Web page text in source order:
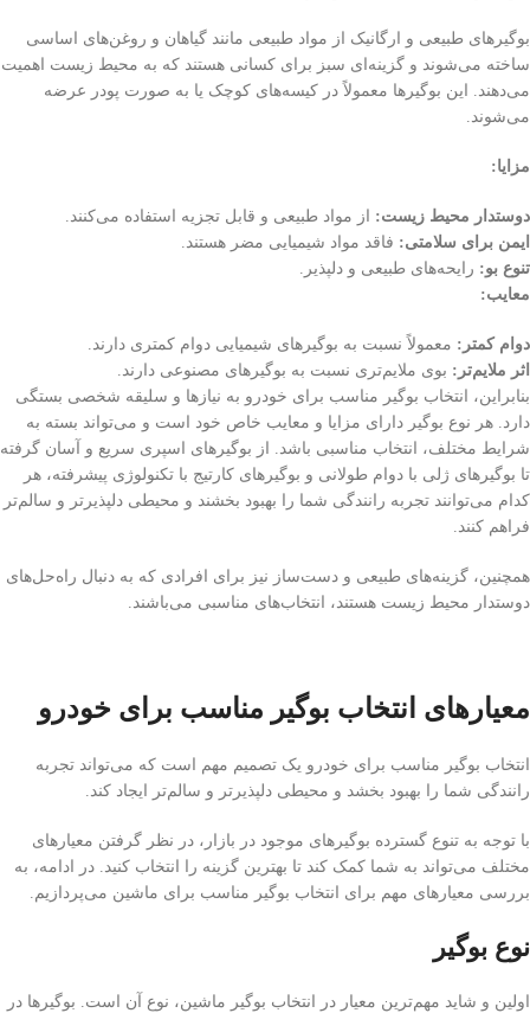
بوگیرهای طبیعی و ارگانیک از مواد طبیعی مانند گیاهان و روغن‌های اساسی
ساخته می‌شوند و گزینه‌ای سبز برای کسانی هستند که به محیط زیست اهمیت
می‌دهند. این بوگیرها معمولاً در کیسه‌های کوچک یا به صورت پودر عرضه
می‌شوند.
مزایا:
دوستدار محیط زیست: از مواد طبیعی و قابل تجزیه استفاده می‌کنند.
ایمن برای سلامتی: فاقد مواد شیمیایی مضر هستند.
تنوع بو: رایحه‌های طبیعی و دلپذیر.
معایب:
دوام کمتر: معمولاً نسبت به بوگیرهای شیمیایی دوام کمتری دارند.
اثر ملایم‌تر: بوی ملایم‌تری نسبت به بوگیرهای مصنوعی دارند.
بنابراین، انتخاب بوگیر مناسب برای خودرو به نیازها و سلیقه شخصی بستگی
دارد. هر نوع بوگیر دارای مزایا و معایب خاص خود است و می‌تواند بسته به
شرایط مختلف، انتخاب مناسبی باشد. از بوگیرهای اسپری سریع و آسان گرفته
تا بوگیرهای ژلی با دوام طولانی و بوگیرهای کارتیج با تکنولوژی پیشرفته، هر
کدام می‌توانند تجربه رانندگی شما را بهبود بخشند و محیطی دلپذیرتر و سالم‌تر
فراهم کنند.
همچنین، گزینه‌های طبیعی و دست‌ساز نیز برای افرادی که به دنبال راه‌حل‌های
دوستدار محیط زیست هستند، انتخاب‌های مناسبی می‌باشند.
معیارهای انتخاب بوگیر مناسب برای خودرو
انتخاب بوگیر مناسب برای خودرو یک تصمیم مهم است که می‌تواند تجربه
رانندگی شما را بهبود بخشد و محیطی دلپذیرتر و سالم‌تر ایجاد کند.
با توجه به تنوع گسترده بوگیرهای موجود در بازار، در نظر گرفتن معیارهای
مختلف می‌تواند به شما کمک کند تا بهترین گزینه را انتخاب کنید. در ادامه، به
بررسی معیارهای مهم برای انتخاب بوگیر مناسب برای ماشین می‌پردازیم.
نوع بوگیر
اولین و شاید مهم‌ترین معیار در انتخاب بوگیر ماشین، نوع آن است. بوگیرها در